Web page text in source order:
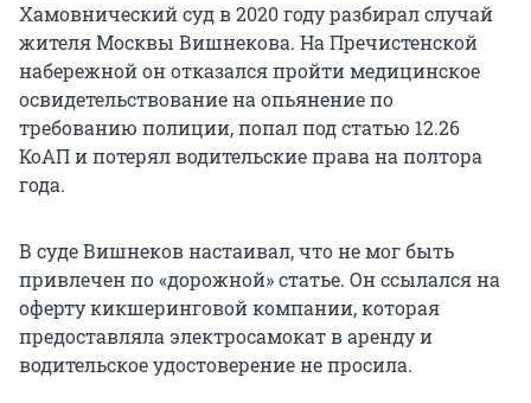
Хамовнический суд в 2020 году разбирал случай
жителя Москвы Вишнекова. На Пречистенской
набережной он отказался пройти медицинское
освидетельствование на опьянение по
требованию полиции, попал под статью 12.26
КоАП и потерял водительские права на полтора
года.
В суде Вишнеков настаивал, что не мог быть
привлечен по «дорожной» статье. Он ссылался на
оферту кикшеринговой компании, которая
предоставляла электросамокат в аренду и
водительское удостоверение не просила.